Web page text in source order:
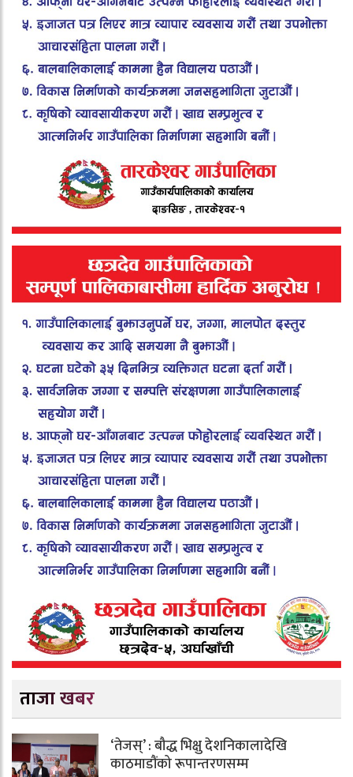
ताजा खबर
‘तेजस्’ : बौद्ध भिक्षु देशनिकालादेखि
काठमाडौंको रूपान्तरणसम्म